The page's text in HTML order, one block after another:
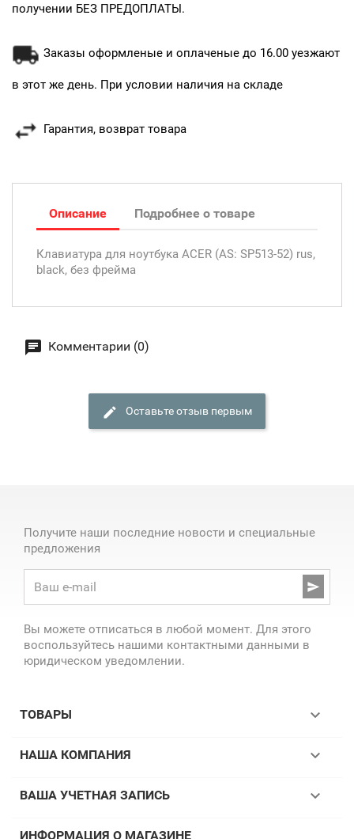
получении БЕЗ ПРЕДОПЛАТЫ.
Заказы оформленые и оплаченые до 16.00 уезжают
в этот же день. При условии наличия на складе
Гарантия, возврат товара
Описание Подробнее о товаре
Клавиатура для ноутбука ACER (AS: SP513-52) rus,
black, без фрейма
Комментарии (0)
Оставьте отзыв первым
Получите наши последние новости и специальные
предложения

Вы можете отписаться в любой момент. Для этого
воспользуйтесь нашими контактными данными в
юридическом уведомлении.
ТОВАРЫ 
НАША КОМПАНИЯ 
ВАША УЧЕТНАЯ ЗАПИСЬ 
ИНФОРМАЦИЯ О МАГАЗИНЕ